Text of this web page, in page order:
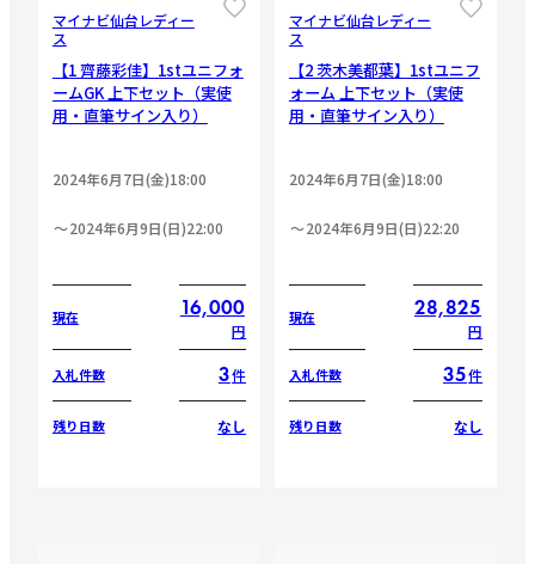
マイナビ仙台レディー
ス
【1 齊藤彩佳】1stユニフォ
ームGK 上下セット（実使
用・直筆サイン入り）
2024年6月7日(金)18:00
2024年6月9日(日)22:00
現在 16,000
円
入札件数 3件
残り日数 なし
マイナビ仙台レディー
ス
【2 茨木美都葉】1stユニフ
ォーム 上下セット（実使
用・直筆サイン入り）
2024年6月7日(金)18:00
2024年6月9日(日)22:20
現在 28,825
円
入札件数 35件
残り日数 なし